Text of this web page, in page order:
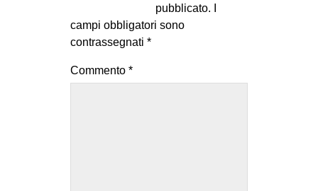
pubblicato.
campi obbligatori sono
contrassegnati *
Commento *